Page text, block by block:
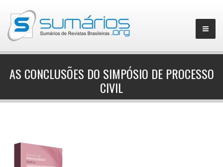
AS CONCLUSÕES DO SIMPÓSIO DE PROCESSO
CIVIL